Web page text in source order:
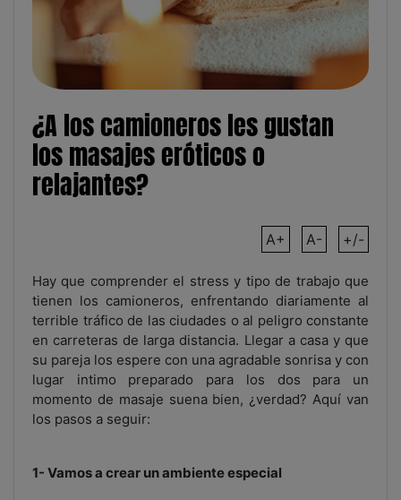
¿A los camioneros les gustan
los masajes eróticos o
relajantes?
A+ A- +/-
Hay que comprender el stress y tipo de trabajo que
tienen los camioneros, enfrentando diariamente al
terrible tráfico de las ciudades o al peligro constante
en carreteras de larga distancia. Llegar a casa y que
su pareja los espere con una agradable sonrisa y con
lugar intimo preparado para los dos para un
momento de masaje suena bien, ¿verdad? Aquí van
los pasos a seguir:
1- Vamos a crear un ambiente especial